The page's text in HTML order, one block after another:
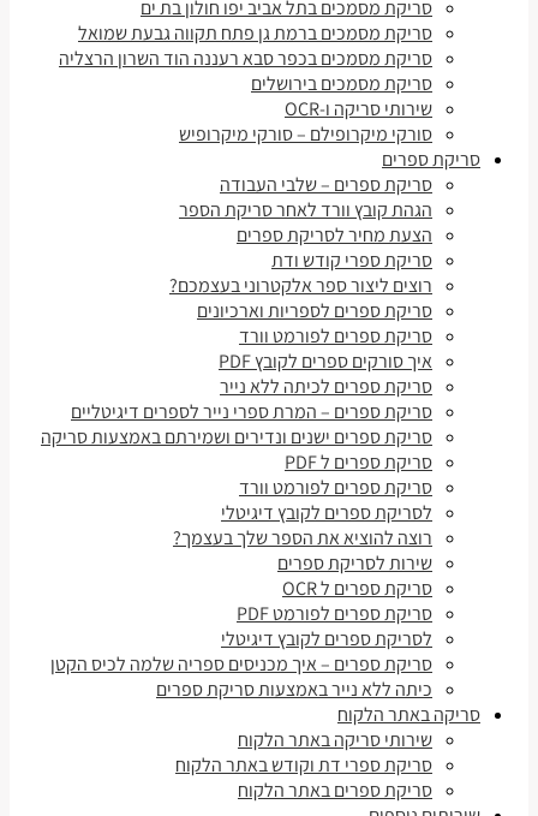
סריקת מסמכים בתל אביב יפו חולון בת ים
סריקת מסמכים ברמת גן פתח תקווה גבעת שמואל
סריקת מסמכים בכפר סבא רעננה הוד השרון הרצליה
סריקת מסמכים בירושלים
שירותי סריקה ו-OCR
סורקי מיקרופילם – סורקי מיקרופיש
סריקת ספרים
סריקת ספרים – שלבי העבודה
הגהת קובץ וורד לאחר סריקת הספר
הצעת מחיר לסריקת ספרים
סריקת ספרי קודש ודת
רוצים ליצור ספר אלקטרוני בעצמכם?
סריקת ספרים לספריות וארכיונים
סריקת ספרים לפורמט וורד
איך סורקים ספרים לקובץ PDF
סריקת ספרים לכיתה ללא נייר
סריקת ספרים – המרת ספרי נייר לספרים דיגיטליים
סריקת ספרים ישנים ונדירים ושמירתם באמצעות סריקה
סריקת ספרים ל PDF
סריקת ספרים לפורמט וורד
לסריקת ספרים לקובץ דיגיטלי
רוצה להוציא את הספר שלך בעצמך?
שירות לסריקת ספרים
סריקת ספרים ל OCR
סריקת ספרים לפורמט PDF
לסריקת ספרים לקובץ דיגיטלי
סריקת ספרים – איך מכניסים ספריה שלמה לכיס הקטן
כיתה ללא נייר באמצעות סריקת ספרים
סריקה באתר הלקוח
שירותי סריקה באתר הלקוח
סריקת ספרי דת וקודש באתר הלקוח
סריקת ספרים באתר הלקוח